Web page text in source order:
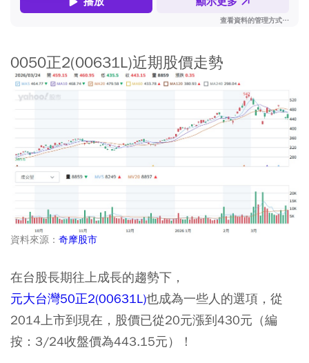
0050正2(00631L)近期股價走勢
資料來源： 奇摩股市
在台股長期往上成長的趨勢下，
元大台灣50正2(00631L)也成為一些人的選項，從
2014上市到現在，股價已從20元漲到430元（編
按：3/24收盤價為443.15元）！